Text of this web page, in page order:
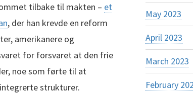
tilbake til makten – et
, der han krevde en reform
amerikanere og
for forsvaret at den frie
noe som førte til at
strukturer.
May 2023
April 2023
March 2023
February